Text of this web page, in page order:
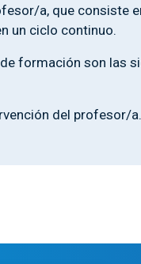
a, que consiste
un ciclo continuo.
formación son las
del profesor/a.